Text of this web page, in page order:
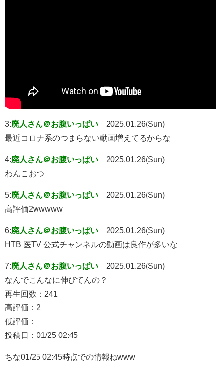
3:廃人さん＠お腹いっぱい
2025.01.26(Sun)
最近コロナ系のつまらない動画増えてるからな
4:廃人さん＠お腹いっぱい
2025.01.26(Sun)
わんこおつ
5:廃人さん＠お腹いっぱい
2025.01.26(Sun)
高評価2wwwww
6:廃人さん＠お腹いっぱい
2025.01.26(Sun)
HTB 医TV 公式チャンネルの動画は良作が多いな
7:廃人さん＠お腹いっぱい
2025.01.26(Sun)
なんでこんなに伸びてんの？
再生回数：241
高評価：2
低評価：
投稿日：01/25 02:45
ちな01/25 02:45時点での情報ねwww